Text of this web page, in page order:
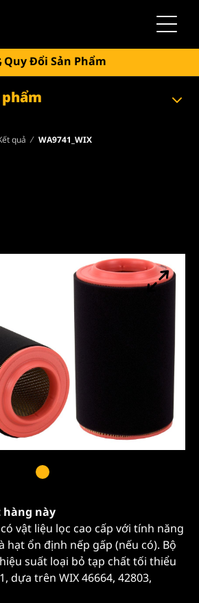
Quy Đổi Sản Phẩm
quả WA9741_WIX
hàng này
vật liệu lọc cao cấp với tính năng
hạt ổn định nếp gấp (nếu có). Bộ
suất loại bỏ tạp chất tối thiểu
dựa trên WIX 46664, 42803,